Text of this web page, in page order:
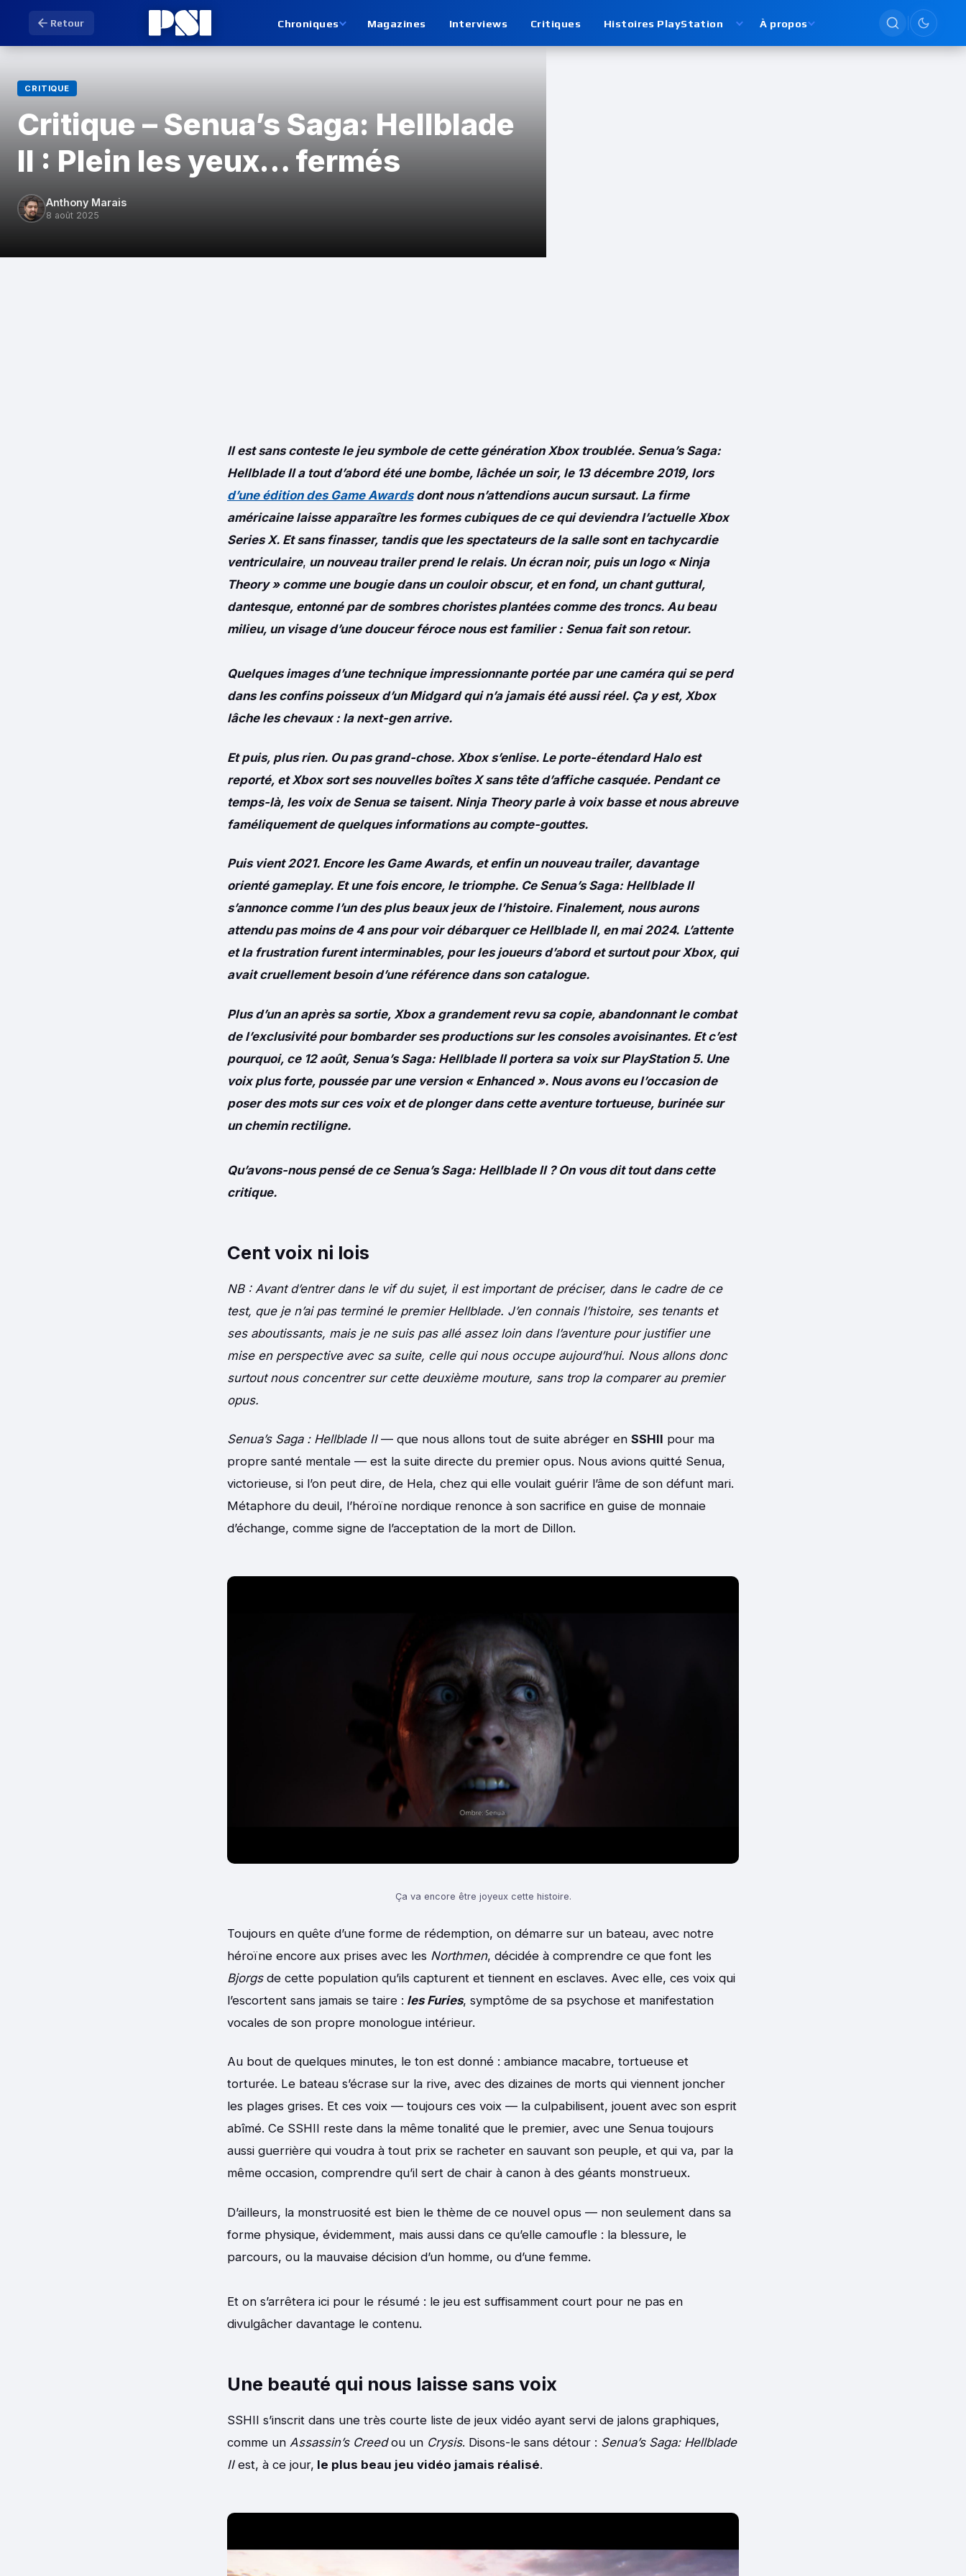
Retour Chroniques Magazines Interviews Critiques Histoires PlayStation À propos Passer
CRITIQUE
Critique – Senua’s Saga: Hellblade
II : Plein les yeux… fermés
Anthony Marais
8 août 2025
Il est sans conteste le jeu symbole de cette génération Xbox troublée. Senua’s Saga:
Hellblade II a tout d’abord été une bombe, lâchée un soir, le 13 décembre 2019, lors
d’une édition des Game Awardsdont nous n’attendions aucun sursaut. La firme
américaine laisse apparaître les formes cubiques de ce qui deviendra l’actuelle Xbox
Series X. Et sans finasser, tandis que les spectateurs de la salle sont en tachycardie
ventriculaire, un nouveau trailer prend le relais. Un écran noir, puis un logo « Ninja
Theory » comme une bougie dans un couloir obscur, et en fond, un chant guttural,
dantesque, entonné par de sombres choristes plantées comme des troncs. Au beau
milieu, un visage d’une douceur féroce nous est familier : Senua fait son retour.
Quelques images d’une technique impressionnante portée par une caméra qui se perd
dans les confins poisseux d’un Midgard qui n’a jamais été aussi réel. Ça y est, Xbox
lâche les chevaux : la next-gen arrive.
Et puis, plus rien. Ou pas grand-chose. Xbox s’enlise. Le porte-étendard Halo est
reporté, et Xbox sort ses nouvelles boîtes X sans tête d’affiche casquée. Pendant ce
temps-là, les voix de Senua se taisent. Ninja Theory parle à voix basse et nous abreuve
faméliquement de quelques informations au compte-gouttes.
Puis vient 2021. Encore les Game Awards, et enfin un nouveau trailer, davantage
orienté gameplay. Et une fois encore, le triomphe. Ce Senua’s Saga: Hellblade II
s’annonce comme l’un des plus beaux jeux de l’histoire. Finalement, nous aurons
attendu pas moins de 4 ans pour voir débarquer ce Hellblade II, en mai 2024. L’attente
et la frustration furent interminables, pour les joueurs d’abord et surtout pour Xbox, qui
avait cruellement besoin d’une référence dans son catalogue.
Plus d’un an après sa sortie, Xbox a grandement revu sa copie, abandonnant le combat
de l’exclusivité pour bombarder ses productions sur les consoles avoisinantes. Et c’est
pourquoi, ce 12 août, Senua’s Saga: Hellblade II portera sa voix sur PlayStation 5. Une
voix plus forte, poussée par une version « Enhanced ». Nous avons eu l’occasion de
poser des mots sur ces voix et de plonger dans cette aventure tortueuse, burinée sur
un chemin rectiligne.
Qu’avons-nous pensé de ce Senua’s Saga: Hellblade II ? On vous dit tout dans cette
critique.
Cent voix ni lois
NB : Avant d’entrer dans le vif du sujet, il est important de préciser, dans le cadre de ce
test, que je n’ai pas terminé le premier Hellblade. J’en connais l’histoire, ses tenants et
ses aboutissants, mais je ne suis pas allé assez loin dans l’aventure pour justifier une
mise en perspective avec sa suite, celle qui nous occupe aujourd’hui. Nous allons donc
surtout nous concentrer sur cette deuxième mouture, sans trop la comparer au premier
opus.
Senua’s Saga : Hellblade II— que nous allons tout de suite abréger en SSHII pour ma
propre santé mentale — est la suite directe du premier opus. Nous avions quitté Senua,
victorieuse, si l’on peut dire, de Hela, chez qui elle voulait guérir l’âme de son défunt mari.
Métaphore du deuil, l’héroïne nordique renonce à son sacrifice en guise de monnaie
d’échange, comme signe de l’acceptation de la mort de Dillon.
Ça va encore être joyeux cette histoire.
Toujours en quête d’une forme de rédemption, on démarre sur un bateau, avec notre
héroïne encore aux prises avec les Northmen, décidée à comprendre ce que font les
Bjorgsde cette population qu’ils capturent et tiennent en esclaves. Avec elle, ces voix qui
l’escortent sans jamais se taire : les Furies, symptôme de sa psychose et manifestation
vocales de son propre monologue intérieur.
Au bout de quelques minutes, le ton est donné : ambiance macabre, tortueuse et
torturée. Le bateau s’écrase sur la rive, avec des dizaines de morts qui viennent joncher
les plages grises. Et ces voix — toujours ces voix — la culpabilisent, jouent avec son esprit
abîmé. Ce SSHII reste dans la même tonalité que le premier, avec une Senua toujours
aussi guerrière qui voudra à tout prix se racheter en sauvant son peuple, et qui va, par la
même occasion, comprendre qu’il sert de chair à canon à des géants monstrueux.
D’ailleurs, la monstruosité est bien le thème de ce nouvel opus — non seulement dans sa
forme physique, évidemment, mais aussi dans ce qu’elle camoufle : la blessure, le
parcours, ou la mauvaise décision d’un homme, ou d’une femme.
Et on s’arrêtera ici pour le résumé : le jeu est suffisamment court pour ne pas en
divulgâcher davantage le contenu.
Une beauté qui nous laisse sans voix
SSHII s’inscrit dans une très courte liste de jeux vidéo ayant servi de jalons graphiques,
comme un Assassin’s Creedou un Crysis. Disons-le sans détour : Senua’s Saga: Hellblade
IIest, à ce jour, le plus beau jeu vidéo jamais réalisé.